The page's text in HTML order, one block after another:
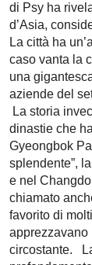
di Psy ha
d’Asia,
La città ha
caso vanta la
una
aziende del
La storia
dinastie che
Gyeongbok
splendente”,
e nel
chiamato
favorito di
apprezzavano
circostante.